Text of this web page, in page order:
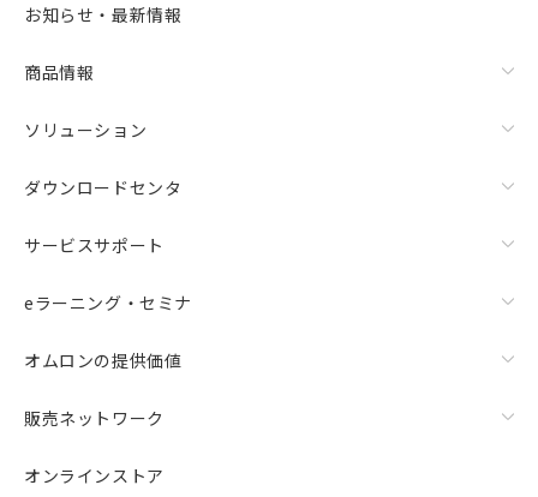
お知らせ・最新情報
商品情報
ソリューション
ダウンロードセンタ
サービスサポート
eラーニング・セミナ
オムロンの提供価値
販売ネットワーク
オンラインストア